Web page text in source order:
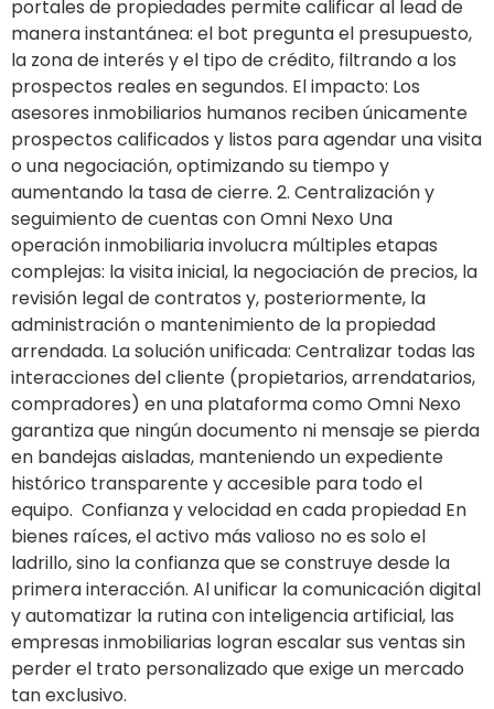
portales de propiedades permite calificar al lead de
manera instantánea: el bot pregunta el presupuesto,
la zona de interés y el tipo de crédito, filtrando a los
prospectos reales en segundos. El impacto: Los
asesores inmobiliarios humanos reciben únicamente
prospectos calificados y listos para agendar una visita
o una negociación, optimizando su tiempo y
aumentando la tasa de cierre. 2. Centralización y
seguimiento de cuentas con Omni Nexo Una
operación inmobiliaria involucra múltiples etapas
complejas: la visita inicial, la negociación de precios, la
revisión legal de contratos y, posteriormente, la
administración o mantenimiento de la propiedad
arrendada. La solución unificada: Centralizar todas las
interacciones del cliente (propietarios, arrendatarios,
compradores) en una plataforma como Omni Nexo
garantiza que ningún documento ni mensaje se pierda
en bandejas aisladas, manteniendo un expediente
histórico transparente y accesible para todo el
equipo. Confianza y velocidad en cada propiedad En
bienes raíces, el activo más valioso no es solo el
ladrillo, sino la confianza que se construye desde la
primera interacción. Al unificar la comunicación digital
y automatizar la rutina con inteligencia artificial, las
empresas inmobiliarias logran escalar sus ventas sin
perder el trato personalizado que exige un mercado
tan exclusivo.